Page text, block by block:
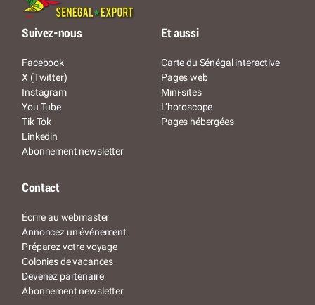
Suivez-nous
Facebook
X (Twitter)
Instagram
You Tube
Tik Tok
Linkedin
Abonnement newsletter
Et aussi
Carte du Sénégal interactive
Pages web
Mini-sites
L’horoscope
Pages hébergées
Contact
Écrire au webmaster
Annoncez un événement
Préparez votre voyage
Colonies de vacances
Devenez partenaire
Abonnement newsletter